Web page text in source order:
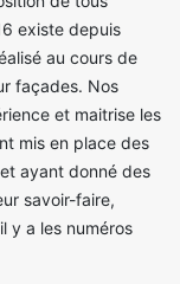
existe depuis
au cours de
façades. Nos
et maitrise les
mis en place des
ayant donné des
savoir-faire,
y a les numéros